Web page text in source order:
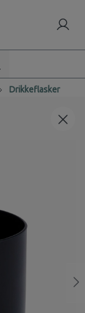
Drikkeflasker